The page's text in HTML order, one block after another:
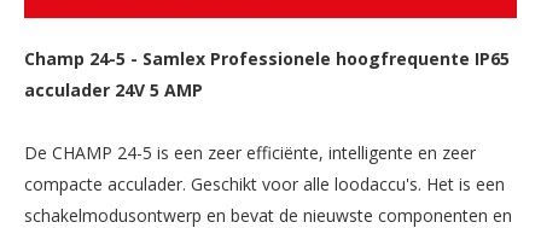
Champ 24-5 - Samlex Professionele hoogfrequente IP65
acculader 24V 5 AMP
De CHAMP 24-5 is een zeer efficiënte, intelligente en zeer
compacte acculader. Geschikt voor alle loodaccu's. Het is een
schakelmodusontwerp en bevat de nieuwste componenten en